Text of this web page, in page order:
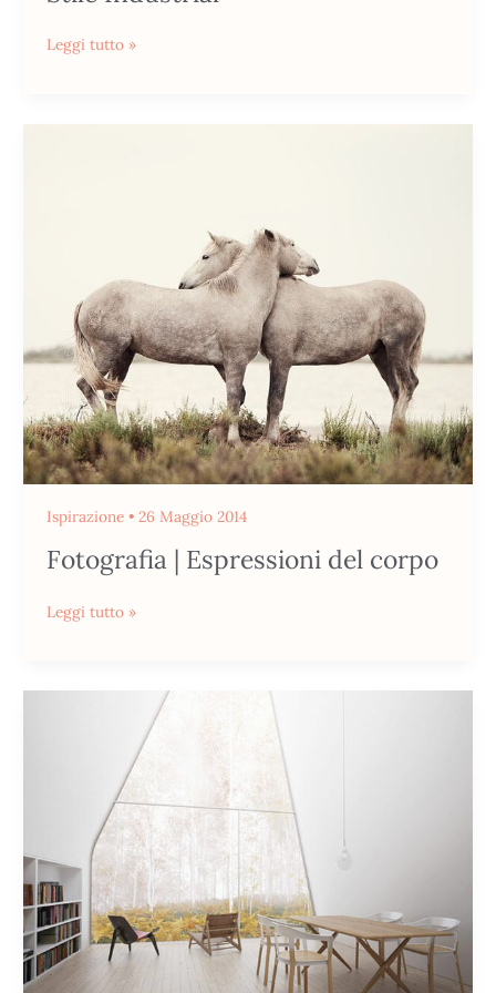
Leggi tutto »
Ispirazione• 26 Maggio 2014
Fotografia | Espressioni del corpo
Leggi tutto »